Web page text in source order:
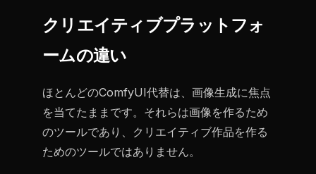
クリエイティブプラットフォ
ームの違い
ほとんどのComfyUI代替は、画像生成に焦点
を当てたままです。それらは画像を作るため
のツールであり、クリエイティブ作品を作る
ためのツールではありません。